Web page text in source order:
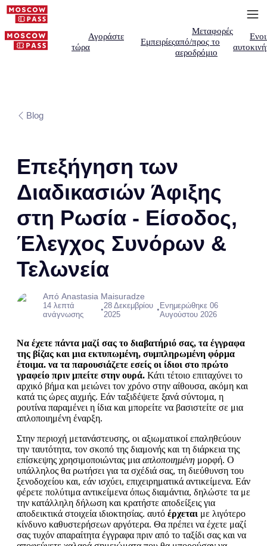
Αγοράστε
τώρα
Εμπειρίες
Μεταφορές
από/προς το
αεροδρόμιο
Blog
Επεξήγηση των
Διαδικασιών Άφιξης
στη Ρωσία - Είσοδος,
Έλεγχος Συνόρων &
Τελωνεία
Από Anastasia Maisuradze
14 λεπτά
ανάγνωσης
•28 Δεκεμβρίου
2025
• Ενημερώθηκε 06
Αυγούστου 2026
Να έχετε πάντα μαζί σας το διαβατήριό σας, τα έγγραφα
της βίζας και μια εκτυπωμένη, συμπληρωμένη φόρμα
έτοιμα. να τα παρουσιάζετε εσείς οι ίδιοι στο πρώτο
γραφείο πριν μπείτε στην ουρά. Κάτι τέτοιο επιταχύνει το
αρχικό βήμα και μειώνει τον χρόνο στην αίθουσα, ακόμη και
κατά τις ώρες αιχμής. Εάν ταξιδέψετε ξανά σύντομα, η
ρουτίνα παραμένει η ίδια και μπορείτε να βασιστείτε σε μια
απλοποιημένη έναρξη.
Στην περιοχή μετανάστευσης, οι αξιωματικοί επαληθεύουν
την ταυτότητα, τον σκοπό της διαμονής και τη διάρκεια της
επίσκεψης χρησιμοποιώντας μια απλοποιημένη μορφή. Ο
υπάλληλος θα ρωτήσει για τα σχέδιά σας, τη διεύθυνση του
ξενοδοχείου και, εάν ισχύει, επιχειρηματικά αντικείμενα. Εάν
φέρετε πολύτιμα αντικείμενα όπως διαμάντια, δηλώστε τα με
την κατάλληλη δήλωση και κρατήστε αποδείξεις για
αποδεικτικά στοιχεία ιδιοκτησίας. αυτό έρχεται με λιγότερο
κίνδυνο καθυστερήσεων αργότερα. Θα πρέπει να έχετε μαζί
σας τυχόν απαραίτητα έγγραφα πριν από το ταξίδι σας και να